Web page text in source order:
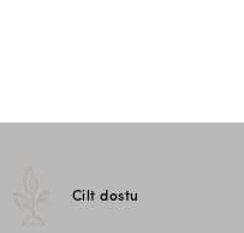
Cilt dostu